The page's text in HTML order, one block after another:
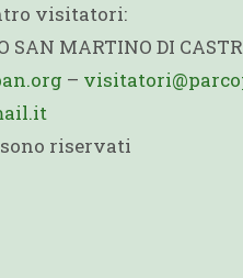
visitatori:
MARTINO DI
–
riservati